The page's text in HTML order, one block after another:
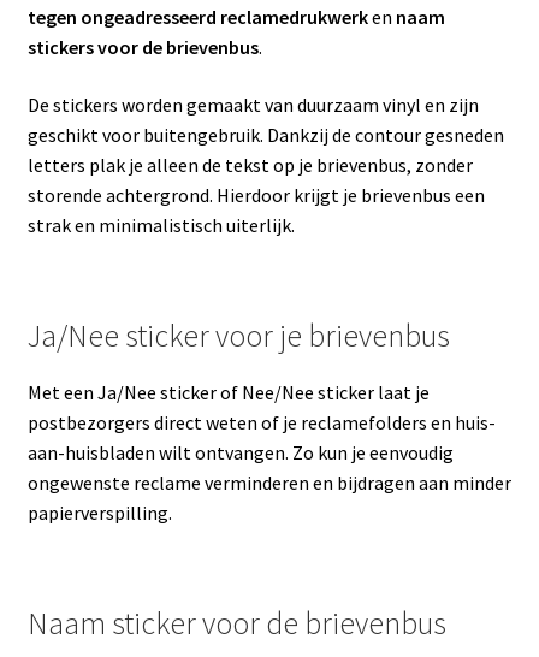
tegen ongeadresseerd reclamedrukwerken naam
stickers voor de brievenbus.
De stickers worden gemaakt van duurzaam vinyl en zijn
geschikt voor buitengebruik. Dankzij de contour gesneden
letters plak je alleen de tekst op je brievenbus, zonder
storende achtergrond. Hierdoor krijgt je brievenbus een
strak en minimalistisch uiterlijk.
Ja/Nee sticker voor je brievenbus
Met een Ja/Nee sticker of Nee/Nee sticker laat je
postbezorgers direct weten of je reclamefolders en huis-
aan-huisbladen wilt ontvangen. Zo kun je eenvoudig
ongewenste reclame verminderen en bijdragen aan minder
papierverspilling.
Naam sticker voor de brievenbus